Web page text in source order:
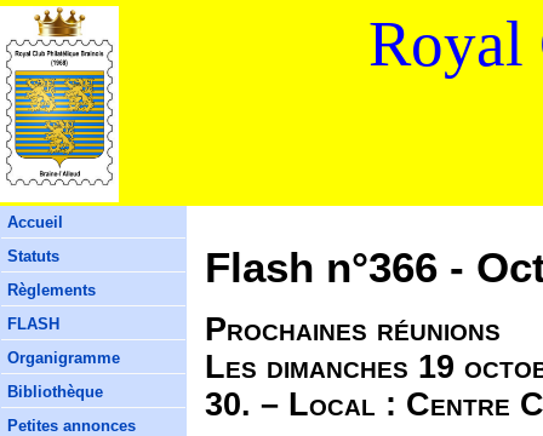
Royal
Accueil
Statuts
Règlements
FLASH
Organigramme
Bibliothèque
Petites annonces
Flash n°366 -
Prochaines réunions
Les dimanches 19
30. – Local : Centre